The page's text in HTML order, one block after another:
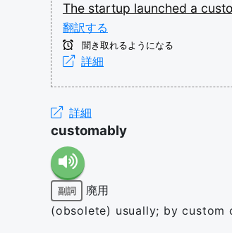
The startup launched a
翻訳する
聞き取れるようになる
詳細
詳細
customably
副詞
廃用
(obsolete) usually; by custom